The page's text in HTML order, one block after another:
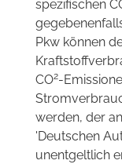
spezifischen
Pkw können
CO2-
werden, der
'Deutschen
unentgeltlich